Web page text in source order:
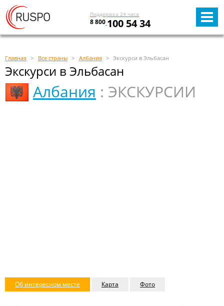
Поддержка 24 часа
8 800 100 54 34
Главная Все страны Албания Экскурси в Эльбасан
Экскурси в Эльбасан
Албания : ЭКСКУРСИИ
Об интересном месте Карта Фото